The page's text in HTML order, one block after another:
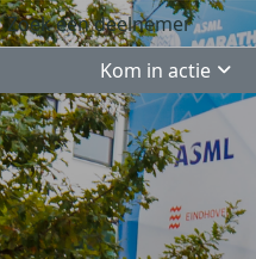
Kom in actie